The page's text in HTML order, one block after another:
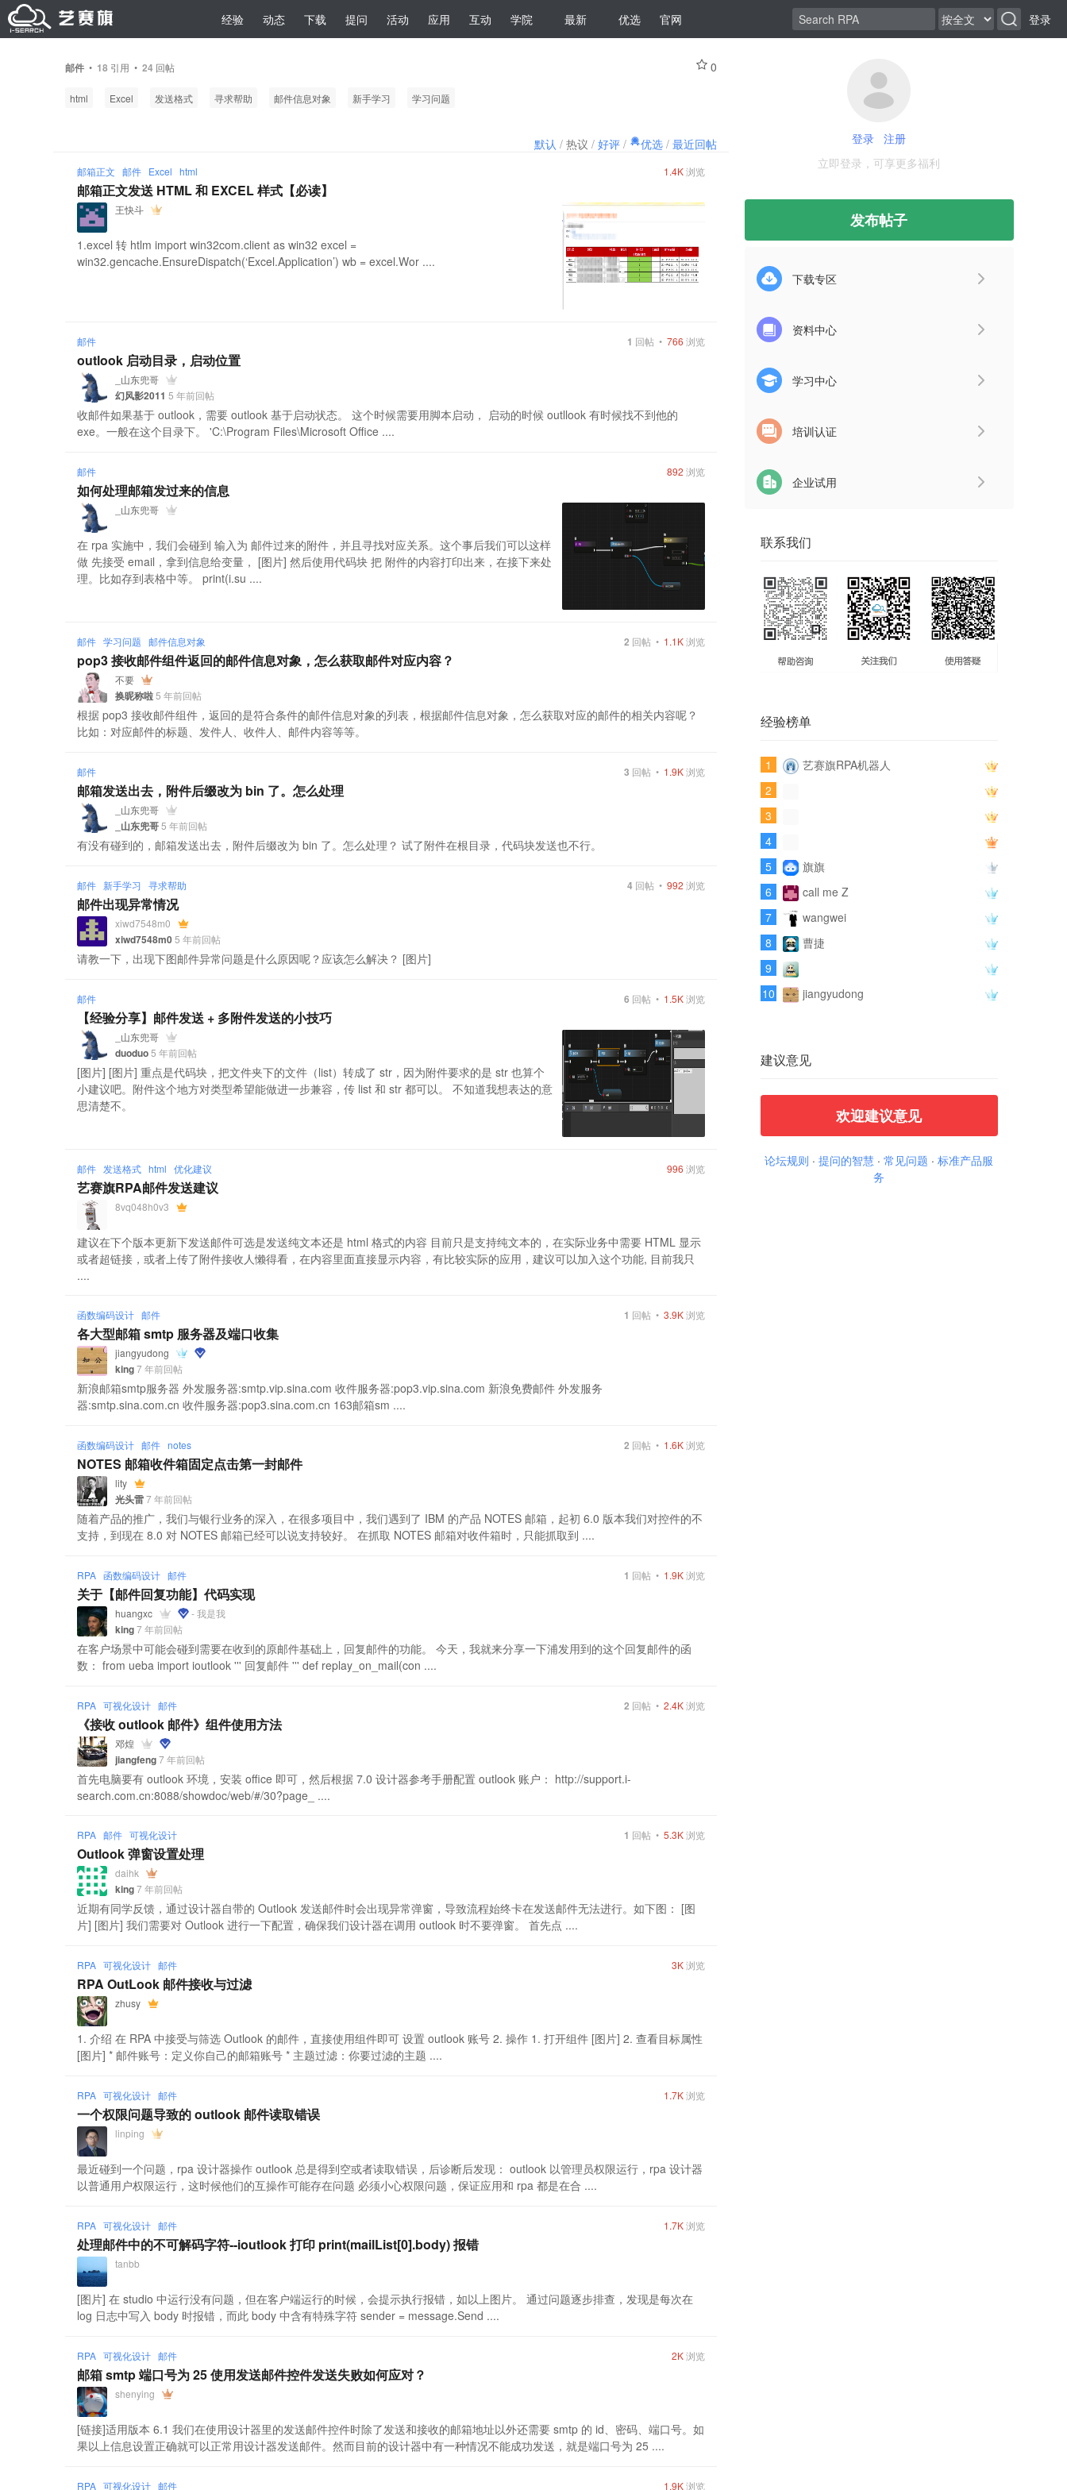
经验 动态 下载 提问 活动 应用 互动 学院 最新 优选 官网 登录
邮件 • 18 引用 •24 回帖 0
html Excel 发送格式 寻求帮助 邮件信息对象 新手学习 学习问题
默认 /热议 /好评 / 优选 /最近回帖
邮箱正文 邮件 Excel html 1.4K浏览
邮箱正文发送 HTML 和 EXCEL 样式【必读】
王快斗
1.excel 转 htlm import win32com.client as win32 excel =
win32.gencache.EnsureDispatch(‘Excel.Application’) wb = excel.Wor ....
邮件 1 回帖 •766 浏览
outlook 启动目录，启动位置
_山东兜哥
幻风影2011 5 年前回帖
收邮件如果基于 outlook，需要 outlook 基于启动状态。 这个时候需要用脚本启动， 启动的时候 outllook 有时候找不到他的
exe。一般在这个目录下。 'C:\Program Files\Microsoft Office ....
邮件 892 浏览
如何处理邮箱发过来的信息
_山东兜哥
在 rpa 实施中，我们会碰到 输入为 邮件过来的附件，并且寻找对应关系。这个事后我们可以这样
做 先接受 email，拿到信息给变量， [图片] 然后使用代码块 把 附件的内容打印出来，在接下来处
理。比如存到表格中等。 print(i.su ....
邮件 学习问题 邮件信息对象 2 回帖 • 1.1K浏览
pop3 接收邮件组件返回的邮件信息对象，怎么获取邮件对应内容？
不要
换昵称啦5 年前回帖
根据 pop3 接收邮件组件，返回的是符合条件的邮件信息对象的列表，根据邮件信息对象，怎么获取对应的邮件的相关内容呢？
比如：对应邮件的标题、发件人、收件人、邮件内容等等。
邮件 3 回帖 • 1.9K浏览
邮箱发送出去，附件后缀改为 bin 了。怎么处理
_山东兜哥
_山东兜哥5 年前回帖
有没有碰到的，邮箱发送出去，附件后缀改为 bin 了。怎么处理？ 试了附件在根目录，代码块发送也不行。
邮件 新手学习 寻求帮助 4 回帖 •992 浏览
邮件出现异常情况
xiwd7548m0
xiwd7548m05 年前回帖
请教一下，出现下图邮件异常问题是什么原因呢？应该怎么解决？ [图片]
邮件 6 回帖 • 1.5K浏览
【经验分享】邮件发送 + 多附件发送的小技巧
_山东兜哥
duoduo5 年前回帖
[图片] [图片] 重点是代码块，把文件夹下的文件（list）转成了 str，因为附件要求的是 str 也算个
小建议吧。附件这个地方对类型希望能做进一步兼容，传 list 和 str 都可以。 不知道我想表达的意
思清楚不。
邮件 发送格式 html 优化建议 996 浏览
艺赛旗RPA邮件发送建议
8vq048h0v3
建议在下个版本更新下发送邮件可选是发送纯文本还是 html 格式的内容 目前只是支持纯文本的，在实际业务中需要 HTML 显示
或者超链接，或者上传了附件接收人懒得看，在内容里面直接显示内容，有比较实际的应用，建议可以加入这个功能, 目前我只
....
函数编码设计 邮件 1 回帖 •3.9K浏览
各大型邮箱 smtp 服务器及端口收集
jiangyudong
king7 年前回帖
新浪邮箱smtp服务器 外发服务器:smtp.vip.sina.com 收件服务器:pop3.vip.sina.com 新浪免费邮件 外发服务
器:smtp.sina.com.cn 收件服务器:pop3.sina.com.cn 163邮箱sm ....
函数编码设计 邮件 notes 2 回帖 • 1.6K浏览
NOTES 邮箱收件箱固定点击第一封邮件
lity
光头雷7 年前回帖
随着产品的推广，我们与银行业务的深入，在很多项目中，我们遇到了 IBM 的产品 NOTES 邮箱，起初 6.0 版本我们对控件的不
支持，到现在 8.0 对 NOTES 邮箱已经可以说支持较好。 在抓取 NOTES 邮箱对收件箱时，只能抓取到 ....
RPA 函数编码设计 邮件 1 回帖 • 1.9K浏览
关于【邮件回复功能】代码实现
huangxc - 我是我
king7 年前回帖
在客户场景中可能会碰到需要在收到的原邮件基础上，回复邮件的功能。 今天，我就来分享一下浦发用到的这个回复邮件的函
数： from ueba import ioutlook ''' 回复邮件 ''' def replay_on_mail(con ....
RPA 可视化设计 邮件 2 回帖 •2.4K浏览
《接收 outlook 邮件》组件使用方法
邓煌
jiangfeng7 年前回帖
首先电脑要有 outlook 环境，安装 office 即可，然后根据 7.0 设计器参考手册配置 outlook 账户： http://support.i-
search.com.cn:8088/showdoc/web/#/30?page_ ....
RPA 邮件 可视化设计 1 回帖 •5.3K浏览
Outlook 弹窗设置处理
daihk
king7 年前回帖
近期有同学反馈，通过设计器自带的 Outlook 发送邮件时会出现异常弹窗，导致流程始终卡在发送邮件无法进行。如下图： [图
片] [图片] 我们需要对 Outlook 进行一下配置，确保我们设计器在调用 outlook 时不要弹窗。 首先点 ....
RPA 可视化设计 邮件 3K浏览
RPA OutLook 邮件接收与过滤
zhusy
1. 介绍 在 RPA 中接受与筛选 Outlook 的邮件，直接使用组件即可 设置 outlook 账号 2. 操作 1. 打开组件 [图片] 2. 查看目标属性
[图片] * 邮件账号：定义你自己的邮箱账号 * 主题过滤：你要过滤的主题 ....
RPA 可视化设计 邮件 1.7K浏览
一个权限问题导致的 outlook 邮件读取错误
linping
最近碰到一个问题，rpa 设计器操作 outlook 总是得到空或者读取错误，后诊断后发现： outlook 以管理员权限运行，rpa 设计器
以普通用户权限运行，这时候他们的互操作可能存在问题 必须小心权限问题，保证应用和 rpa 都是在合 ....
RPA 可视化设计 邮件 1.7K浏览
处理邮件中的不可解码字符--ioutlook 打印 print(mailList[0].body) 报错
tanbb
[图片] 在 studio 中运行没有问题，但在客户端运行的时候，会提示执行报错，如以上图片。 通过问题逐步排查，发现是每次在
log 日志中写入 body 时报错，而此 body 中含有特殊字符 sender = message.Send ....
RPA 可视化设计 邮件 2K浏览
邮箱 smtp 端口号为 25 使用发送邮件控件发送失败如何应对？
shenying
[链接]适用版本 6.1 我们在使用设计器里的发送邮件控件时除了发送和接收的邮箱地址以外还需要 smtp 的 id、密码、端口号。如
果以上信息设置正确就可以正常用设计器发送邮件。然而目前的设计器中有一种情况不能成功发送，就是端口号为 25 ....
RPA 可视化设计 邮件 1.9K浏览
登录
注册
立即登录，可享更多福利
发布帖子
下载专区
资料中心
学习中心
培训认证
企业试用
联系我们
经验榜单
1
艺赛旗RPA机器人
2
3
4
5
旗旗
6
call me Z
7
wangwei
8
曹捷
9
10
jiangyudong
建议意见
欢迎建议意见
论坛规则 ·提问的智慧 ·常见问题 ·标准产品服
务